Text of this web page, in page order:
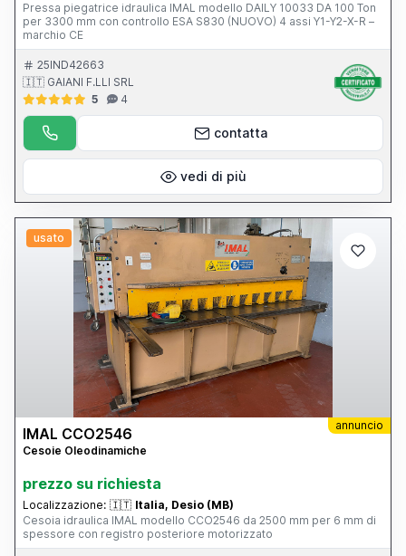
Pressa piegatrice idraulica IMAL modello DAILY 10033 DA 100 Ton
per 3300 mm con controllo ESA S830 (NUOVO) 4 assi Y1-Y2-X-R –
marchio CE
25IND42663
🇮🇹 GAIANI F.LLI SRL
5
4
contatta
vedi di più
usato
annuncio
IMAL CCO2546
Cesoie Oleodinamiche
prezzo su richiesta
Localizzazione: 🇮🇹 Italia, Desio (MB)
Cesoia idraulica IMAL modello CCO2546 da 2500 mm per 6 mm di
spessore con registro posteriore motorizzato